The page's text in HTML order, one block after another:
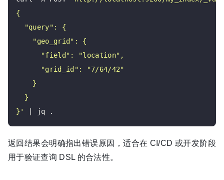
}'
返回结果会明确指出错误原因，适合在 CI/CD 或开发阶段
用于验证查询 DSL 的合法性。